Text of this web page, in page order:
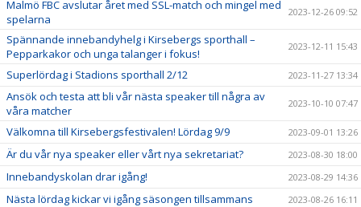
Malmö FBC avslutar året med SSL-match och mingel med
spelarna
2023-12-26 09:52
Spännande innebandyhelg i Kirsebergs sporthall –
Pepparkakor och unga talanger i fokus!
2023-12-11 15:43
Superlördag i Stadions sporthall 2/12 2023-11-27 13:34
Ansök och testa att bli vår nästa speaker till några av
våra matcher
2023-10-10 07:47
Välkomna till Kirsebergsfestivalen! Lördag 9/9 2023-09-01 13:26
Är du vår nya speaker eller vårt nya sekretariat? 2023-08-30 18:00
Innebandyskolan drar igång! 2023-08-29 14:36
Nästa lördag kickar vi igång säsongen tillsammans 2023-08-26 16:11